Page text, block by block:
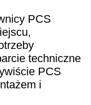
PCS
techniczne
PCS
i